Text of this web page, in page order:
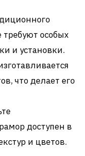
особых
и установки.
что делает его
доступен в
и цветов.